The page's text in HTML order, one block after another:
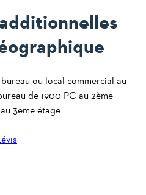
ou local commercial au
de 1900 PC au 2ème
3ème étage